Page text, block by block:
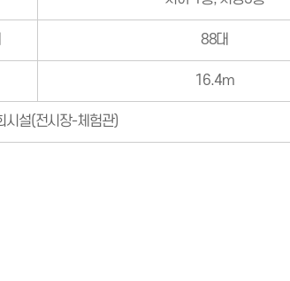
88대
16.4m
시설(전시장-체험관)